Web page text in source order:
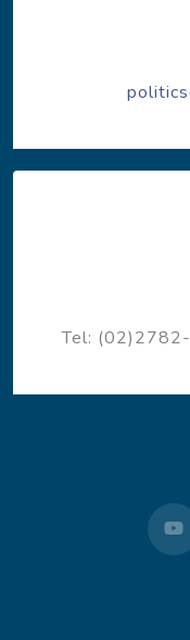
Tel: